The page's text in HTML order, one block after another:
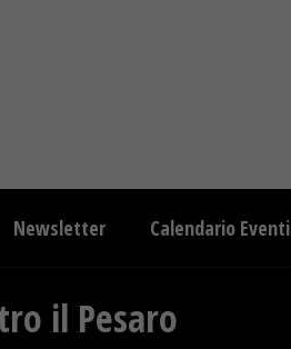
Newsletter Calendario Eventi
il Pesaro